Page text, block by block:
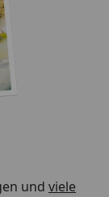
und viele